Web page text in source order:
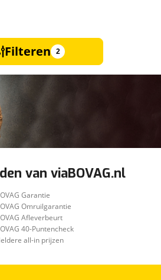
Filteren 2
van viaBOVAG.nl
Garantie
Omruilgarantie
Afleverbeurt
40-Puntencheck
all-in prijzen